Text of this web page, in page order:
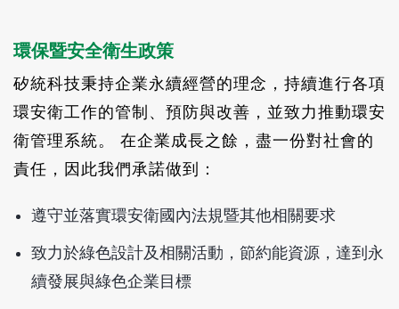
環保暨安全衛生政策
矽統科技秉持企業永續經營的理念，持續進行各項
環安衛工作的管制、預防與改善，並致力推動環安
衛管理系統。 在企業成長之餘，盡一份對社會的
責任，因此我們承諾做到：
遵守並落實環安衛國內法規暨其他相關要求
致力於綠色設計及相關活動，節約能資源，達到永
續發展與綠色企業目標